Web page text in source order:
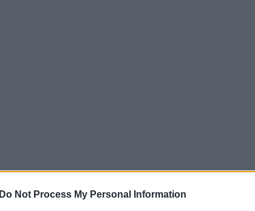
Do Not Process My Personal Information